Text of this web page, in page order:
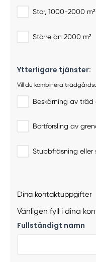
Stor, 1000-2000 m²
Större än 2000 m²
Ytterligare tjänster:
Vill du kombinera
Beskärning av träd
Bortforsling av
Stubbfräsning eller
Dina kontaktuppgifter
Vänligen fyll i dina
Fullständigt namn